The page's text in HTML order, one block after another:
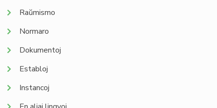
Raŭmismo
Normaro
Dokumentoj
Establoj
Instancoj